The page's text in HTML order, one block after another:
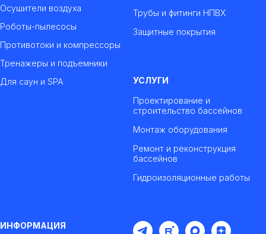
Осушители воздуха
Роботы-пылесосы
Противотоки и компрессоры
Тренажеры и подъемники
Для саун и SPA
Трубы и фитинги НПВХ
Защитные покрытия
УСЛУГИ
Проектирование и
строительство бассейнов
Монтаж оборудования
Ремонт и реконструкция
бассейнов
Гидроизоляционные работы
ИНФОРМАЦИЯ